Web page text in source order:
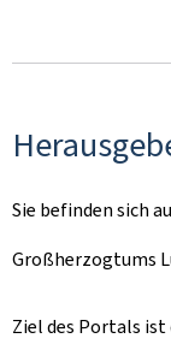
Sie befinden sich
Großherzogtums
Ziel des Portals